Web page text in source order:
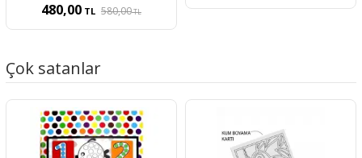
480,00 TL 580,00TL
Çok satanlar